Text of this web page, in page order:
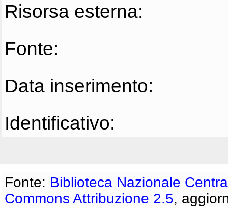
Risorsa esterna:
Fonte:
Data inserimento:
Identificativo:
Fonte: Biblioteca Nazionale
Commons Attribuzione 2.5,